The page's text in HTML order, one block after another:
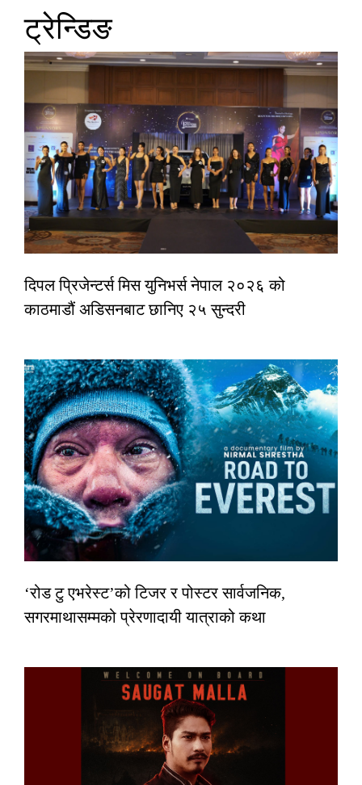
ट्रेन्डिङ
दिपल प्रिजेन्टर्स मिस युनिभर्स नेपाल २०२६ को
काठमाडौं अडिसनबाट छानिए २५ सुन्दरी
‘रोड टु एभरेस्ट’को टिजर र पोस्टर सार्वजनिक,
सगरमाथासम्मको प्रेरणादायी यात्राको कथा